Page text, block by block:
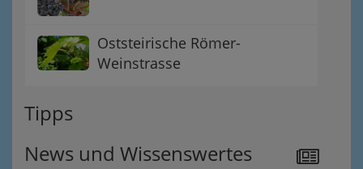
Oststeirische Römer-
Weinstrasse
Tipps
News und Wissenswertes